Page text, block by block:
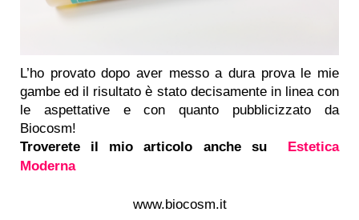
L’ho provato dopo aver messo a dura prova le mie
gambe ed il risultato è stato decisamente in linea con
le aspettative e con quanto pubblicizzato da
Biocosm!
Troverete il mio articolo anche su
Estetica
Moderna
www.biocosm.it